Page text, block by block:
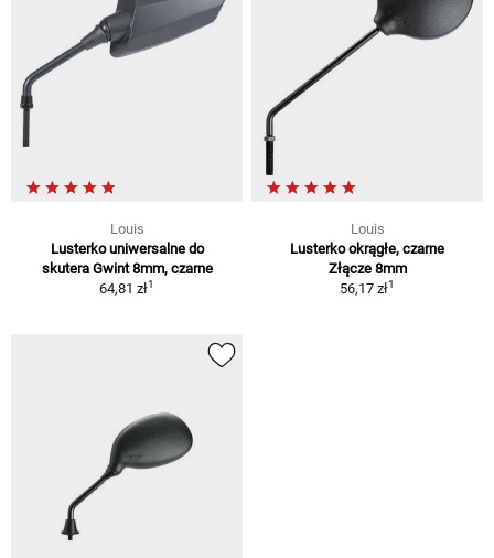
Louis
Lusterko uniwersalne do
skutera Gwint 8mm, czarne
64,81 zł1
Louis
Lusterko okrągłe, czarne
Złącze 8mm
56,17 zł1